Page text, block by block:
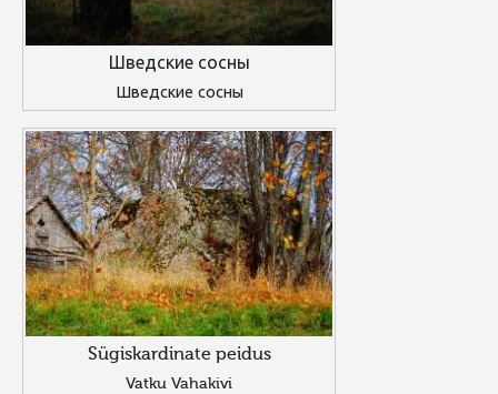
Шведские сосны
Шведские сосны
Sügiskardinate peidus
Vatku Vahakivi